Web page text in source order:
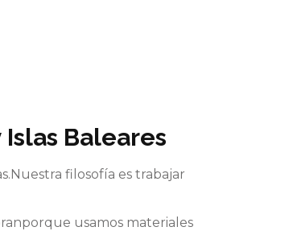
Baleares
filosofía es trabajar
usamos materiales